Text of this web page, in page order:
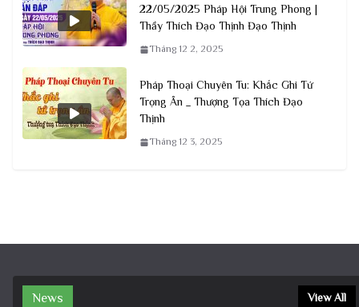
22/05/2025 Pháp Hội Trung Phong |
Thầy Thích Đạo Thịnh Đạo Thịnh
Tháng 12 2, 2025
Pháp Thoại Chuyên Tu: Khắc Ghi Tứ
Trọng Ân _ Thượng Tọa Thích Đạo
Thịnh
Tháng 12 3, 2025
News View All